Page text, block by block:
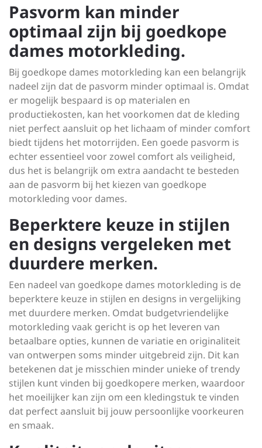
Pasvorm kan minder
optimaal zijn bij goedkope
dames motorkleding.
Bij goedkope dames motorkleding kan een belangrijk
nadeel zijn dat de pasvorm minder optimaal is. Omdat
er mogelijk bespaard is op materialen en
productiekosten, kan het voorkomen dat de kleding
niet perfect aansluit op het lichaam of minder comfort
biedt tijdens het motorrijden. Een goede pasvorm is
echter essentieel voor zowel comfort als veiligheid,
dus het is belangrijk om extra aandacht te besteden
aan de pasvorm bij het kiezen van goedkope
motorkleding voor dames.
Beperktere keuze in stijlen
en designs vergeleken met
duurdere merken.
Een nadeel van goedkope dames motorkleding is de
beperktere keuze in stijlen en designs in vergelijking
met duurdere merken. Omdat budgetvriendelijke
motorkleding vaak gericht is op het leveren van
betaalbare opties, kunnen de variatie en originaliteit
van ontwerpen soms minder uitgebreid zijn. Dit kan
betekenen dat je misschien minder unieke of trendy
stijlen kunt vinden bij goedkopere merken, waardoor
het moeilijker kan zijn om een kledingstuk te vinden
dat perfect aansluit bij jouw persoonlijke voorkeuren
en smaak.